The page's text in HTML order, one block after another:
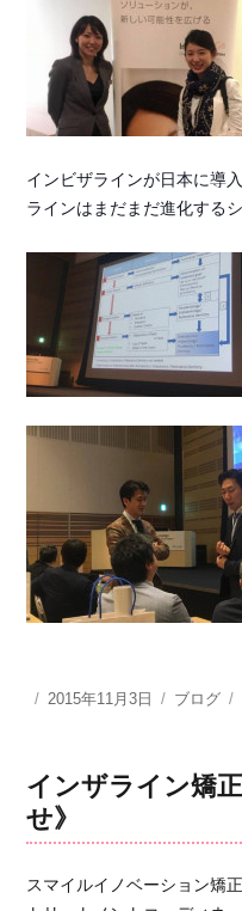
インビザラインが日本に導
ラインはまだまだ進化する
投
2015年11月3日
カ
ー
ブログ
インザライン矯
せ》
スマイルイノベーション矯